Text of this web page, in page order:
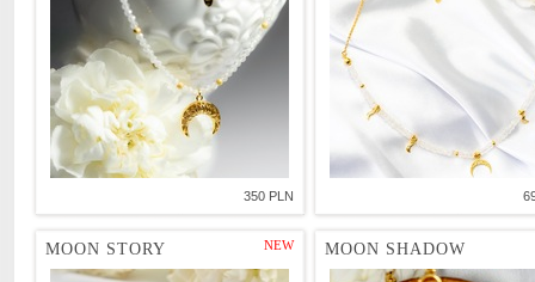
350 PLN
MOON STORY NEW MOON SHADOW